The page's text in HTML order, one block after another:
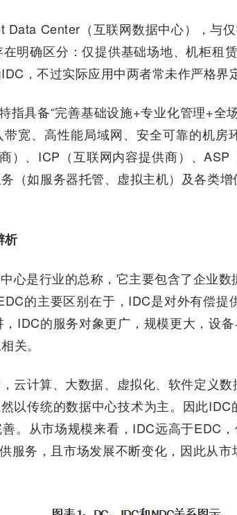
Data Center（互联网数据中心），与
明确区分：仅提供基础场地、机柜租
，不过实际应用中两者常未作严格界定
指具备“完善基础设施+专业化管理+全
宽、高性能局域网、安全可靠的机房
）、ICP（互联网内容提供商）、ASP
（如服务器托管、虚拟主机）及各类
析
心是行业的总称，它主要包含了企业
的主要区别在于，IDC是对外有偿提
IDC的服务对象更广，规模更大，设
关。
云计算、大数据、虚拟化、软件定义
以传统的数据中心技术为主。因此
。从市场规模来看，IDC远高于EDC，
服务，且市场发展不断变化，因此从